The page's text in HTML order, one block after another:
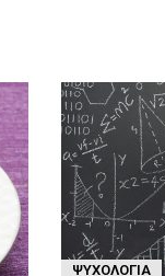
ΨΥΧΟΛΟΓΊΑ